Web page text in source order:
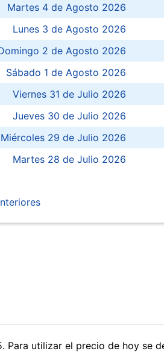
Martes 4 de Agosto 2026
Lunes 3 de Agosto 2026
2 de Agosto 2026
Sábado 1 de Agosto 2026
Viernes 31 de Julio 2026
Jueves 30 de Julio 2026
Miércoles 29 de Julio 2026
Martes 28 de Julio 2026
Para utilizar el precio de hoy se